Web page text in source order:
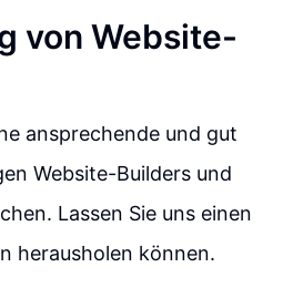
von Website-
ansprechende und gut
Website-Builders und
Lassen Sie uns einen
herausholen können.